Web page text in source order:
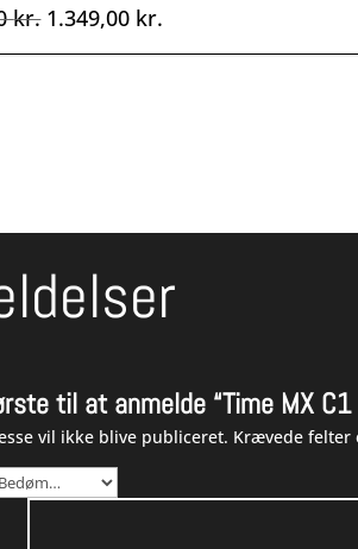
kr. Den
oprindelige
1.349,00 kr.
aktuelle
til at anmelde “Time MX C1
vil ikke blive publiceret. Krævede